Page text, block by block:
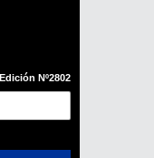
Nº2802